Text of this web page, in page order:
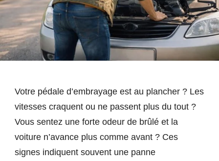
Votre pédale d’embrayage est au plancher ? Les
vitesses craquent ou ne passent plus du tout ?
Vous sentez une forte odeur de brûlé et la
voiture n’avance plus comme avant ? Ces
signes indiquent souvent une panne